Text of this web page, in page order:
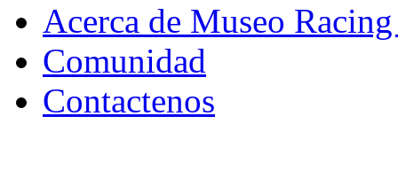
Acerca de Museo
Comunidad
Contactenos